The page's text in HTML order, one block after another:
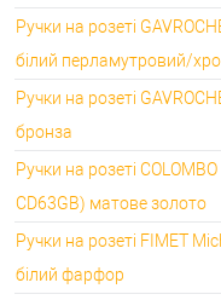
Ручки на розеті
білий перламутровий/
Ручки на розеті
бронза
Ручки на розеті
CD63GB) матове золото
Ручки на розеті FIMET
білий фарфор